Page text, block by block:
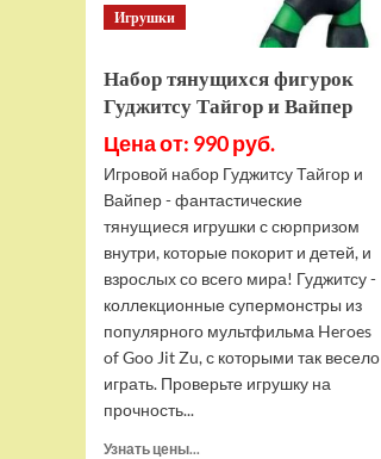
Игрушки
Набор тянущихся фигурок
Гуджитсу Тайгор и Вайпер
Цена от: 990 руб.
Игровой набор Гуджитсу Тайгор и
Вайпер - фантастические
тянущиеся игрушки с сюрпризом
внутри, которые покорит и детей, и
взрослых со всего мира! Гуджитсу -
коллекционные супермонстры из
популярного мультфильма Heroes
of Goo Jit Zu, с которыми так весело
играть. Проверьте игрушку на
прочность...
Узнать цены...